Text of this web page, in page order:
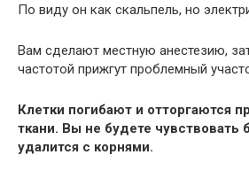
По виду он как скальпель, но
Вам сделают местную анестезию,
частотой прижгут проблемный
Клетки погибают и отторгаются
ткани. Вы не будете чувствовать
удалится с корнями.